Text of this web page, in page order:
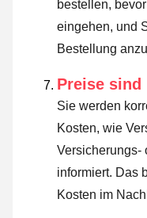
bestellen,
eingehen, und
Bestellung
Preise sind
Sie werden
Kosten, wie
Versicherungs-
informiert. Das
Kosten im